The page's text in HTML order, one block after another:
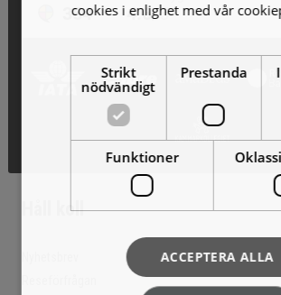
Håll koll
cookies i enlighet med vår
Strikt
nödvändigt
Prestanda
Funktioner
ACCEPTERA ALLA